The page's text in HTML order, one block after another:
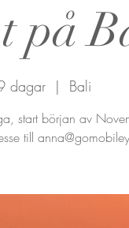
på
dagar
  |
Bali
start början av
till